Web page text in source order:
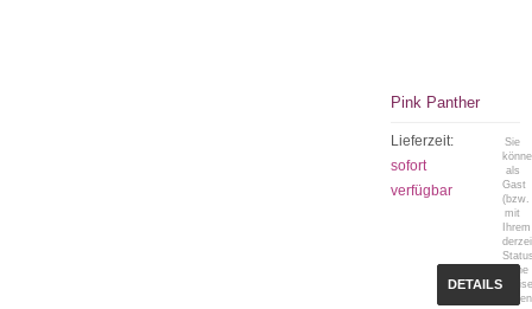
Pink Panther
Lieferzeit:
sofort
verfügbar
Sie
als
Gast
(bzw.
mit
Ihrem
keine
DETAILS